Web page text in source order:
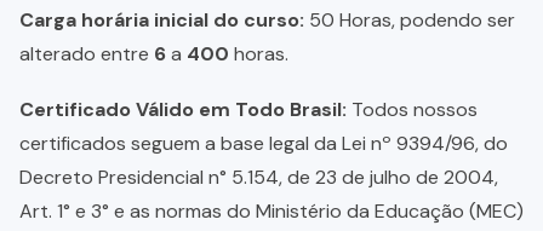
Carga horária inicial do curso: 50 Horas, podendo ser
alterado entre 6a 400 horas.
Certificado Válido em Todo Brasil: Todos nossos
certificados seguem a base legal da Lei nº 9394/96, do
Decreto Presidencial n° 5.154, de 23 de julho de 2004,
Art. 1° e 3° e as normas do Ministério da Educação (MEC)